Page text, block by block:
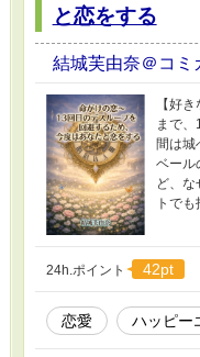
と恋をする
結城芙由奈＠コミ
【好
まで
間は城
ベール
ど、
トで
24h.ポイント 42pt
恋愛 ハッピー